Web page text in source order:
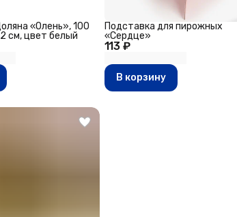
«Олень», 100
см, цвет белый
113 ₽
Подставка для пирожных
«Сердце»
В корзину